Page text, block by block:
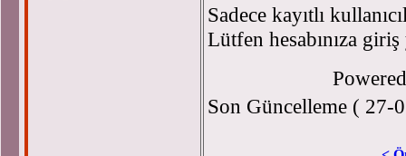
Sadece kayıtlı
Lütfen hesabınıza
Son Güncelleme ( 27-